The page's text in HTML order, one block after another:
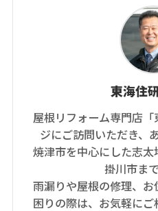
東海住
屋根リフォーム専門店
ジにご訪問いただき、
焼津市を中心にした志
掛川市ま
雨漏りや屋根の修理、
困りの際は、お気軽に